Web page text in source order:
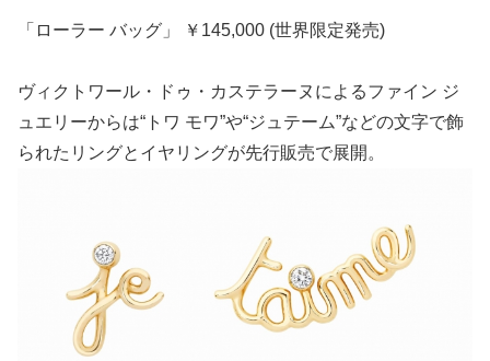
「ローラー バッグ」 ￥145,000 (世界限定発売)
ヴィクトワール・ドゥ・カステラーヌによるファイン ジ
ュエリーからは“トワ モワ”や“ジュテーム”などの文字で飾
られたリングとイヤリングが先行販売で展開。